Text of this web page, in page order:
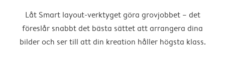
Låt Smart layout-verktyget göra grovjobbet – det
föreslår snabbt det bästa sättet att arrangera dina
bilder och ser till att din kreation håller högsta klass.